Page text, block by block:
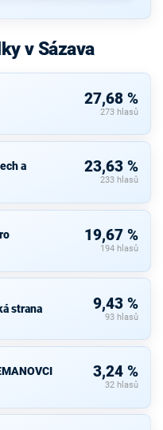
v Sázava
27,68 %
273 hlasů
a
23,63 %
233 hlasů
19,67 %
194 hlasů
strana 9,43 %
93 hlasů
3,24 %
32 hlasů